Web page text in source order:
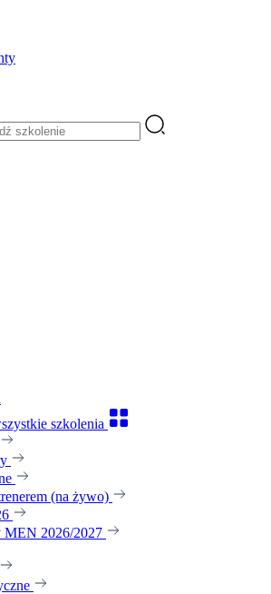
szkolenia
(na żywo)
MEN 2026/2027